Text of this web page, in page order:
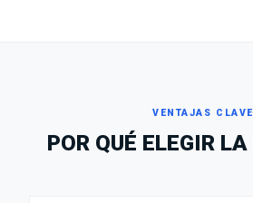
VENTAJAS CLAVE
POR QUÉ ELEGIR LA